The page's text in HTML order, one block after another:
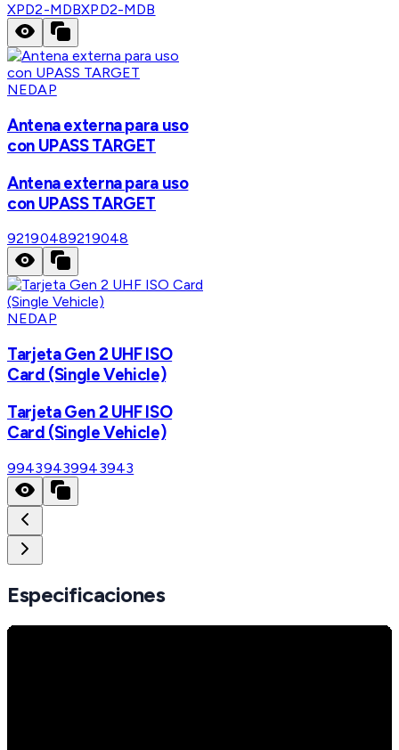
XPD2-MDBXPD2-MDB
NEDAP
Antena externa para uso
con UPASS TARGET
Antena externa para uso
con UPASS TARGET
92190489219048
NEDAP
Tarjeta Gen 2 UHF ISO
Card (Single Vehicle)
Tarjeta Gen 2 UHF ISO
Card (Single Vehicle)
99439439943943
Especificaciones